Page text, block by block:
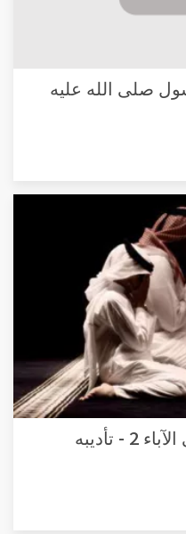
الرسول صلى الله عليه
الحقوق : حقوق الأبناء على الآباء 2 - تأديبه